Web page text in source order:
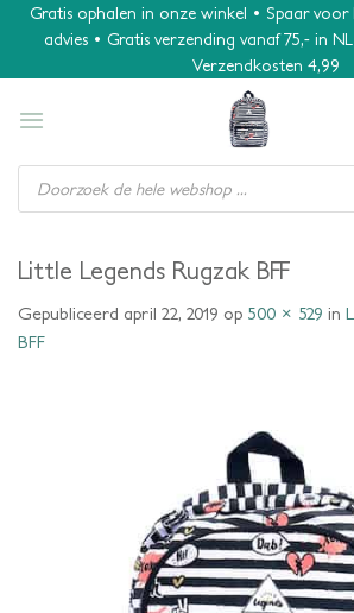
Gratis ophalen in onze winkel • Spaar
advies • Gratis verzending vanaf 75,- in
Verzendkosten 4,99
Producten
zoeken
Little Legends Rugzak BFF
Gepubliceerd april 22, 2019 op 500 × 529 in
BFF